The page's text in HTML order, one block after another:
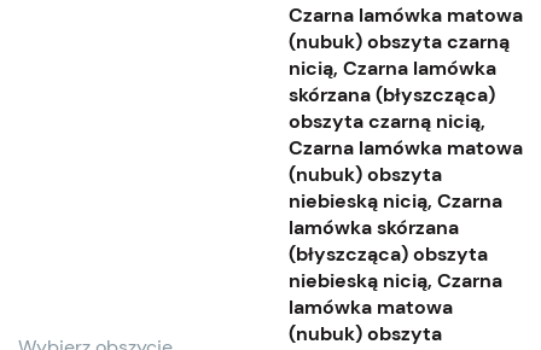
Czarna lamówka matowa
(nubuk) obszyta czarną
nicią, Czarna lamówka
skórzana (błyszcząca)
obszyta czarną nicią,
Czarna lamówka matowa
(nubuk) obszyta
niebieską nicią, Czarna
lamówka skórzana
(błyszcząca) obszyta
niebieską nicią, Czarna
lamówka matowa
(nubuk) obszyta